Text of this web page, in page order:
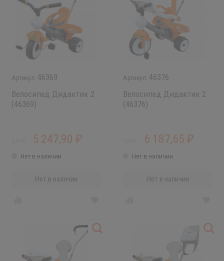
46369
Велосипед Дидактик 2
(46369)
5 247,90 ₽
Нет в наличии
Нет в наличии
46376
Велосипед Дидактик 2
(46376)
6 187,65 ₽
Нет в наличии
Нет в наличии